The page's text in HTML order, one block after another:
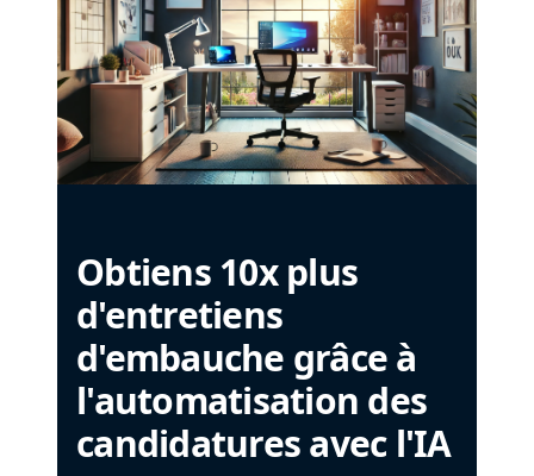
Obtiens 10x plus
d'entretiens
d'embauche grâce à
l'automatisation des
candidatures avec l'IA